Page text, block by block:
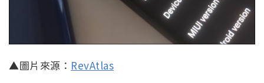
▲圖片來源： RevAtlas